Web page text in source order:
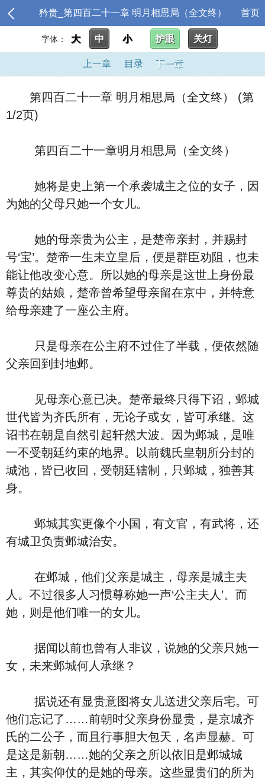
矜贵_第四百二十一章 明月相思局（全文终） 首页
字体： 大 中 小 护眼 关灯
上一章 目录 下一章
第四百二十一章 明月相思局（全文终） (第
1/2页)
第四百二十一章明月相思局（全文终）
她将是史上第一个承袭城主之位的女子，因
为她的父母只她一个女儿。
她的母亲贵为公主，是楚帝亲封，并赐封
号‘宝’。楚帝一生未立皇后，便是群臣劝阻，也未
能让他改变心意。所以她的母亲是这世上身份最
尊贵的姑娘，楚帝曾希望母亲留在京中，并特意
给母亲建了一座公主府。
只是母亲在公主府不过住了半载，便依然随
父亲回到封地邺。
见母亲心意已决。楚帝最终只得下诏，邺城
世代皆为齐氏所有，无论子或女，皆可承继。这
诏书在朝是自然引起轩然大波。因为邺城，是唯
一不受朝廷约束的地界。以前魏氏皇朝所分封的
城池，皆已收回，受朝廷辖制，只邺城，独善其
身。
邺城其实更像个小国，有文官，有武将，还
有城卫负责邺城治安。
在邺城，他们父亲是城主，母亲是城主夫
人。不过很多人习惯尊称她一声‘公主夫人’。而
她，则是他们唯一的女儿。
据闻以前也曾有人非议，说她的父亲只她一
女，未来邺城何人承继？
据说还有显贵意图将女儿送进父亲后宅。可
他们忘记了……前朝时父亲身份显贵，是京城齐
氏的二公子，而且行事胆大包天，名声显赫。可
是这是新朝……她的父亲之所以依旧是邺城城
主，其实仰仗的是她的母亲。这些显贵们的所为